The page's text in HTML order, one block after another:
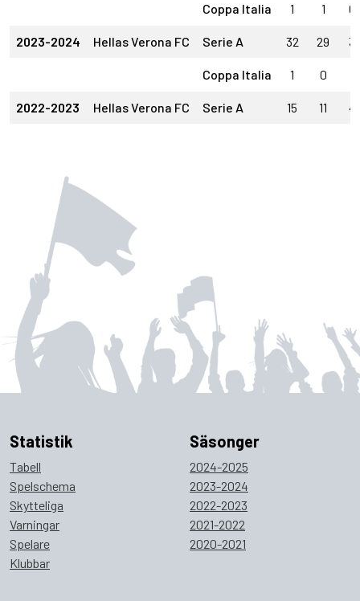
Coppa Italia 1 1 0
2023-2024 Hellas Verona FC Serie A 32 29 3
Coppa Italia 1 0
2022-2023 Hellas Verona FC Serie A 15 11 4
Statistik
Tabell
Spelschema
Skytteliga
Varningar
Spelare
Klubbar
Säsonger
2024-2025
2023-2024
2022-2023
2021-2022
2020-2021